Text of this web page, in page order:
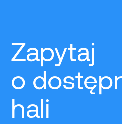
Zapytaj
o
hali